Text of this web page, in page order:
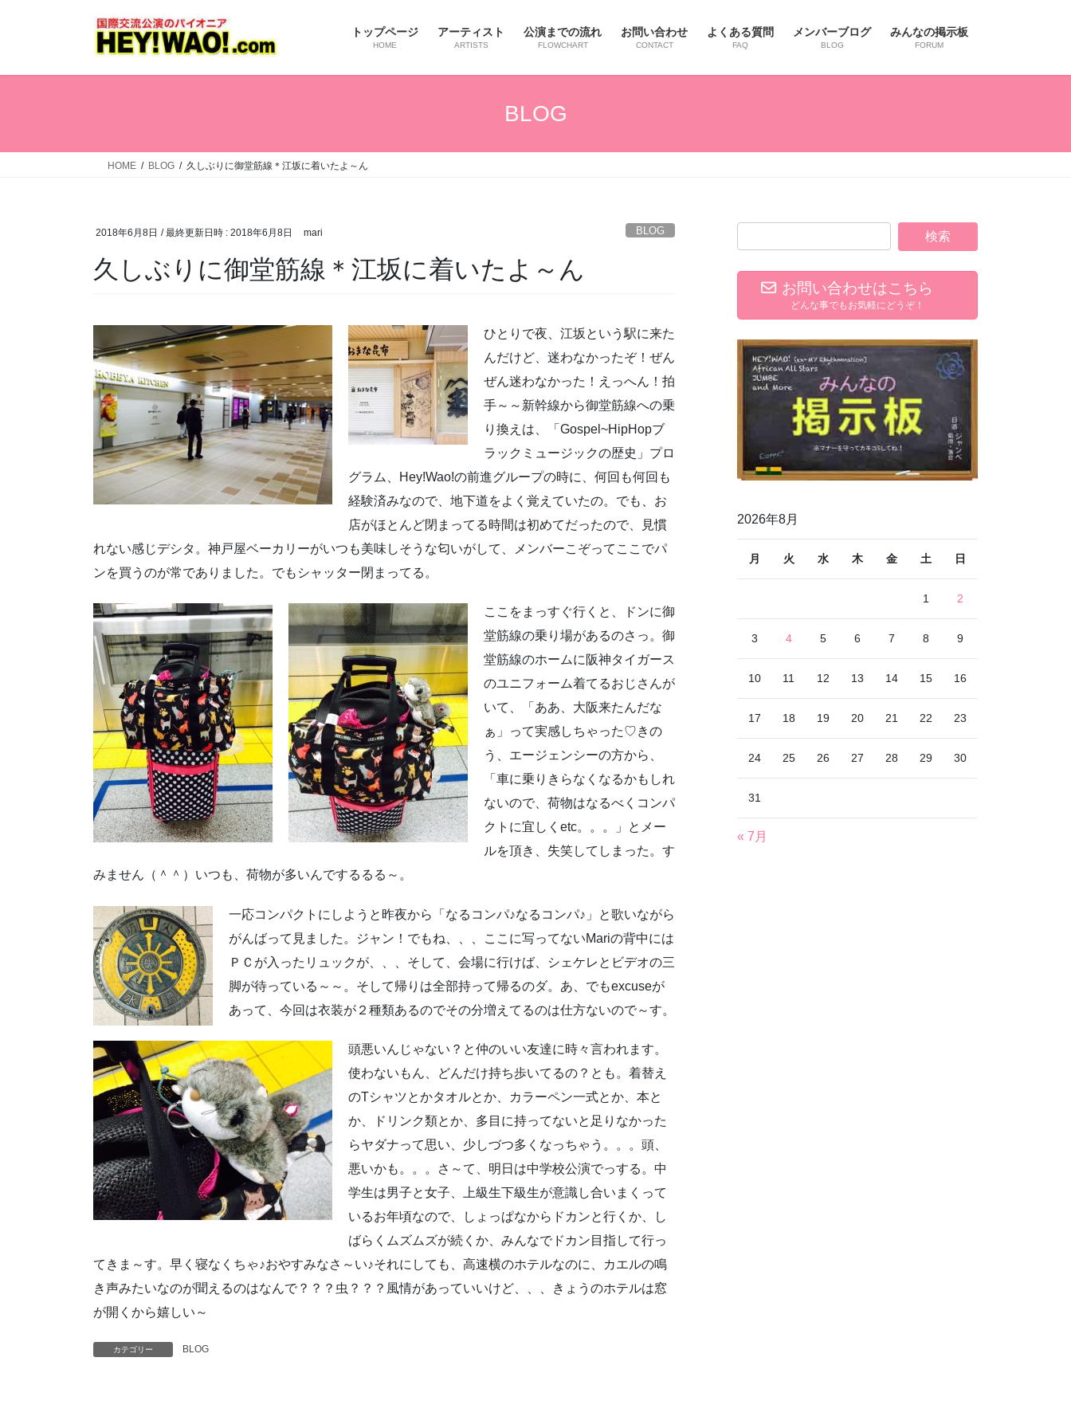
トップページ
HOME
アーティスト
ARTISTS
公演までの流れ
FLOWCHART
お問い合わせ
CONTACT
よくある質問
FAQ
メンバーブログ
BLOG
みんなの掲示板
FORUM
BLOG
HOME BLOG 久しぶりに御堂筋線＊江坂に着いたよ～ん
2018年6月8日 / 最終更新日時 : 2018年6月8日 mari BLOG
久しぶりに御堂筋線＊江坂に着いたよ～ん
ひとりで夜、江坂という駅に来た
んだけど、迷わなかったぞ！ぜん
ぜん迷わなかった！えっへん！拍
手～～新幹線から御堂筋線への乗
り換えは、「Gospel~HipHopブ
ラックミュージックの歴史」プロ
グラム、Hey!Wao!の前進グループの時に、何回も何回も
経験済みなので、地下道をよく覚えていたの。でも、お
店がほとんど閉まってる時間は初めてだったので、見慣
れない感じデシタ。神戸屋ベーカリーがいつも美味しそうな匂いがして、メンバーこぞってここでパ
ンを買うのが常でありました。でもシャッター閉まってる。
ここをまっすぐ行くと、ドンに御
堂筋線の乗り場があるのさっ。御
堂筋線のホームに阪神タイガース
のユニフォーム着てるおじさんが
いて、「ああ、大阪来たんだな
ぁ」って実感しちゃった♡きの
う、エージェンシーの方から、
「車に乗りきらなくなるかもしれ
ないので、荷物はなるべくコンパ
クトに宜しくetc。。。」とメー
ルを頂き、失笑してしまった。す
みません（＾＾）いつも、荷物が多いんでするるる～。
一応コンパクトにしようと昨夜から「なるコンパ♪なるコンパ♪」と歌いながら
がんばって見ました。ジャン！でもね、、、ここに写ってないMariの背中には
ＰＣが入ったリュックが、、、そして、会場に行けば、シェケレとビデオの三
脚が待っている～～。そして帰りは全部持って帰るのダ。あ、でもexcuseが
あって、今回は衣装が２種類あるのでその分増えてるのは仕方ないので～す。
頭悪いんじゃない？と仲のいい友達に時々言われます。
使わないもん、どんだけ持ち歩いてるの？とも。着替え
のTシャツとかタオルとか、カラーペン一式とか、本と
か、ドリンク類とか、多目に持ってないと足りなかった
らヤダナって思い、少しづつ多くなっちゃう。。。頭、
悪いかも。。。さ～て、明日は中学校公演でっする。中
学生は男子と女子、上級生下級生が意識し合いまくって
いるお年頃なので、しょっぱなからドカンと行くか、し
ばらくムズムズが続くか、みんなでドカン目指して行っ
てきま～す。早く寝なくちゃ♪おやすみなさ～い♪それにしても、高速横のホテルなのに、カエルの鳴
き声みたいなのが聞えるのはなんで？？？虫？？？風情があっていいけど、、、きょうのホテルは窓
が開くから嬉しい～
カテゴリー BLOG
お問い合わせはこちら
どんな事でもお気軽にどうぞ！
2026年8月
月 火 水 木 金 土 日
1 2
3 4 5 6 7 8 9
10 11 12 13 14 15 16
17 18 19 20 21 22 23
24 25 26 27 28 29 30
31
« 7月